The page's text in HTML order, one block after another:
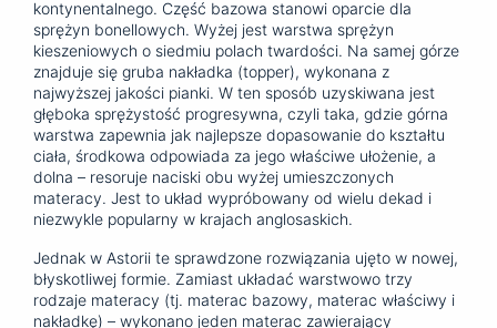
kontynentalnego. Część bazowa stanowi oparcie dla
sprężyn bonellowych. Wyżej jest warstwa sprężyn
kieszeniowych o siedmiu polach twardości. Na samej górze
znajduje się gruba nakładka (topper), wykonana z
najwyższej jakości pianki. W ten sposób uzyskiwana jest
głęboka sprężystość progresywna, czyli taka, gdzie górna
warstwa zapewnia jak najlepsze dopasowanie do kształtu
ciała, środkowa odpowiada za jego właściwe ułożenie, a
dolna – resoruje naciski obu wyżej umieszczonych
materacy. Jest to układ wypróbowany od wielu dekad i
niezwykle popularny w krajach anglosaskich.
Jednak w Astorii te sprawdzone rozwiązania ujęto w nowej,
błyskotliwej formie. Zamiast układać warstwowo trzy
rodzaje materacy (tj. materac bazowy, materac właściwy i
nakładkę) – wykonano jeden materac zawierający